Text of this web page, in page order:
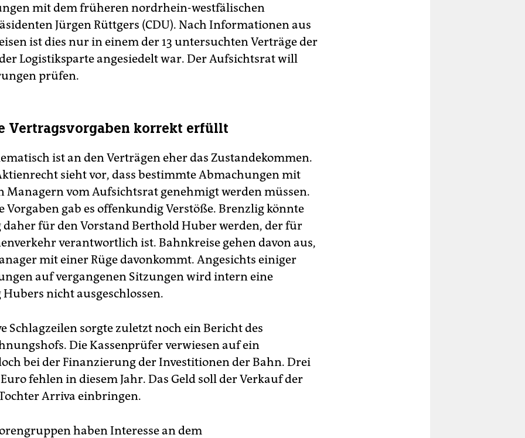
mit dem früheren nordrhein-westfälischen
Jürgen Rüttgers (CDU). Nach Informationen aus
ist dies nur in einem der 13 untersuchten Verträge der
Logistiksparte angesiedelt war. Der Aufsichtsrat will
prüfen.
Vertragsvorgaben korrekt erfüllt
ist an den Verträgen eher das Zustandekommen.
sieht vor, dass bestimmte Abmachungen mit
Managern vom Aufsichtsrat genehmigt werden müssen.
Vorgaben gab es offenkundig Verstöße. Brenzlig könnte
daher für den Vorstand Berthold Huber werden, der für
verantwortlich ist. Bahnkreise gehen davon aus,
mit einer Rüge davonkommt. Angesichts einiger
auf vergangenen Sitzungen wird intern eine
nicht ausgeschlossen.
Schlagzeilen sorgte zuletzt noch ein Bericht des
Die Kassenprüfer verwiesen auf ein
bei der Finanzierung der Investitionen der Bahn. Drei
fehlen in diesem Jahr. Das Geld soll der Verkauf der
Arriva einbringen.
haben Interesse an dem